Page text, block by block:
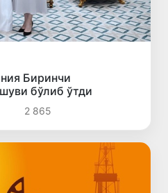
Биринчи
бўлиб ўтди
2 865